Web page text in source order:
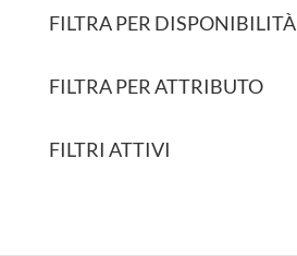
FILTRA PER DISPONIBILITÀ
FILTRA PER ATTRIBUTO
FILTRI ATTIVI